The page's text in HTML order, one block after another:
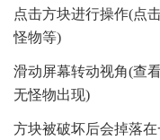
点击方块进行操作(点
怪物等)
滑动屏幕转动视角(查
无怪物出现)
方块被破坏后会掉落